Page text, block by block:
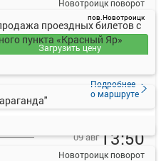
Новотроицк поворот
пов.Новотроицк
Подробнее
о маршруте
Загрузить цену
09 авг13:50
Новотроицк поворот
проездных билетов с
пункта «Красный Яр»